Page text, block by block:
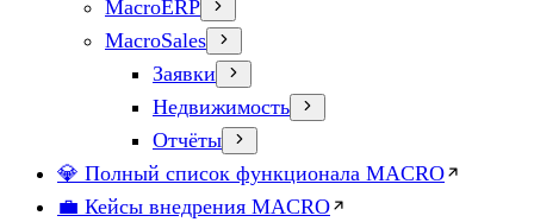
MacroERP
MacroSales
Заявки
Недвижимость
Отчёты
💎 Полный список функционала MACRO
💼 Кейсы внедрения MACRO